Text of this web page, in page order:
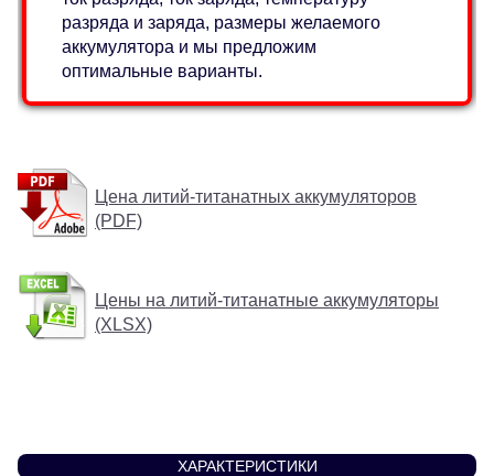
разряда и заряда, размеры желаемого
аккумулятора и мы предложим
оптимальные варианты.
Цена литий-титанатных аккумуляторов
(PDF)
Цены на литий-титанатные аккумуляторы
(XLSX)
ХАРАКТЕРИСТИКИ